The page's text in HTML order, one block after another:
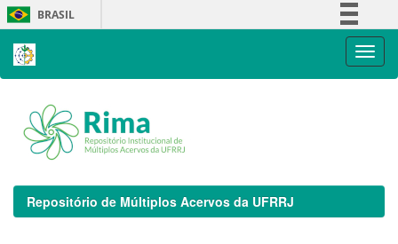
Skip
navigation
BRASIL
Repositório de Múltiplos Acervos da UFRRJ